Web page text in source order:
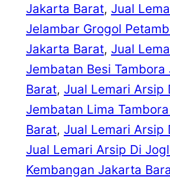
Jakarta Barat, Jual
Jelambar Grogol
Jakarta Barat, Jual
Jembatan Besi Tambora
Barat, Jual Lemari Arsip
Jembatan Lima
Barat, Jual Lemari Arsip
Jual Lemari Arsip Di
Kembangan Jakarta